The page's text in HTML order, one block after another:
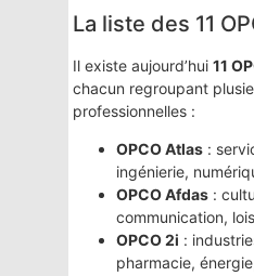
La liste des 11
Il existe aujourd’hui11
chacun regroupant
professionnelles :
OPCO Atlas :
ingénierie,
OPCO Afdas :
communication,
OPCO 2i :
pharmacie,